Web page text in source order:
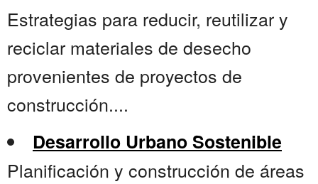
Estrategias para reducir, reutilizar y
reciclar materiales de desecho
provenientes de proyectos de
construcción....
Desarrollo Urbano Sostenible
Planificación y construcción de áreas